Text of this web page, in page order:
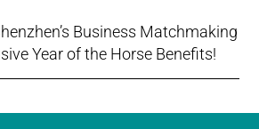
Business Matchmaking
Year of the Horse Benefits!